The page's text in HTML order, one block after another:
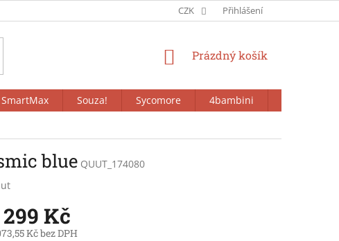
CZK Přihlášení
NÁKUPNÍ
Prázdný košík
SmartMax Souza! Sycomore 4bambini
blue QUUT_174080
299 Kč
Kč bez DPH